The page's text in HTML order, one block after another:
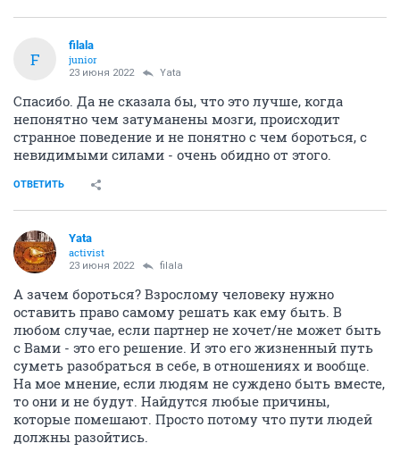
F
filala
junior
23 июня 2022 Yata
Спасибо. Да не сказала бы, что это лучше, когда
непонятно чем затуманены мозги, происходит
странное поведение и не понятно с чем бороться, с
невидимыми силами - очень обидно от этого.
ОТВЕТИТЬ
Yata
activist
23 июня 2022 filala
А зачем бороться? Взрослому человеку нужно
оставить право самому решать как ему быть. В
любом случае, если партнер не хочет/не может быть
с Вами - это его решение. И это его жизненный путь
суметь разобраться в себе, в отношениях и вообще.
На мое мнение, если людям не суждено быть вместе,
то они и не будут. Найдутся любые причины,
которые помешают. Просто потому что пути людей
должны разойтись.